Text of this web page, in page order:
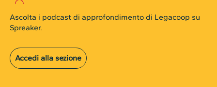
Ascolta i podcast di approfondimento di Legacoop su
Spreaker.
Accedi alla sezione